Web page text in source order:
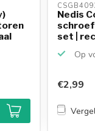
Nedis
set |
Op
€2,99